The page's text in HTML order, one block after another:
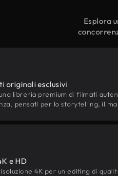
Esplora
originali esclusivi
libreria premium di filmati
pensati per lo storytelling, il
e HD
4K per un editing di